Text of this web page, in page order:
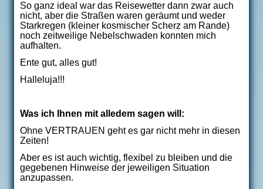
So ganz ideal war das Reisewetter dann zwar auch
nicht, aber die Straßen waren geräumt und weder
Starkregen (kleiner kosmischer Scherz am Rande)
noch zeitweilige Nebelschwaden konnten mich
aufhalten.
Ente gut, alles gut!
Halleluja!!!
Was ich Ihnen mit alledem sagen will:
Ohne VERTRAUEN geht es gar nicht mehr in diesen
Zeiten!
Aber es ist auch wichtig, flexibel zu bleiben und die
gegebenen Hinweise der jeweiligen Situation
anzupassen.